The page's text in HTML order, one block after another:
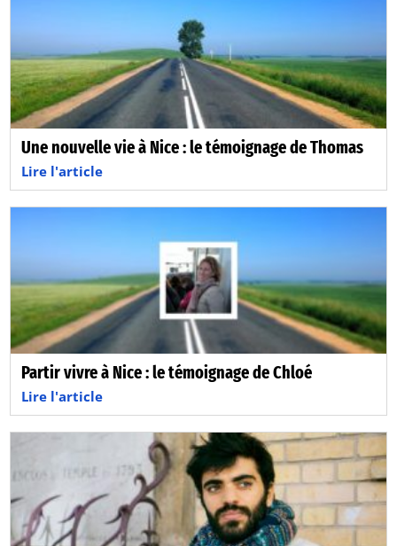
Une nouvelle vie à Nice : le témoignage de Thomas
Lire l'article
Partir vivre à Nice : le témoignage de Chloé
Lire l'article